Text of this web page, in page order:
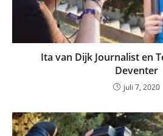
Ita van Dijk Journalist en
Deventer
juli 7, 2020